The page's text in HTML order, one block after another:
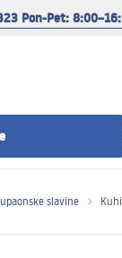
Pon-Pet:
slavine